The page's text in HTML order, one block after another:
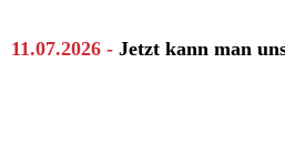
11.07.2026 - Jetzt kann man